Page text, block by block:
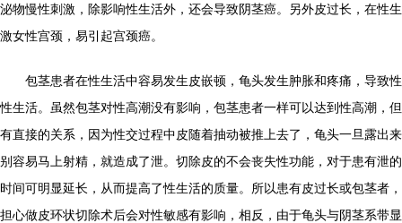
泌物慢性刺激，除影响性生活外，还会导致阴茎癌。另外皮过长，在性
激女性宫颈，易引起宫颈癌。
包茎患者在性生活中容易发生皮嵌顿，龟头发生肿胀和疼痛，导致
性生活。虽然包茎对性高潮没有影响，包茎患者一样可以达到性高潮，
有直接的关系，因为性交过程中皮随着抽动被推上去了，龟头一旦露出
别容易马上射精，就造成了泄。切除皮的不会丧失性功能，对于患有泄
时间可明显延长，从而提高了性生活的质量。所以患有皮过长或包茎者
担心做皮环状切除术后会对性敏感有影响，相反，由于龟头与阴茎系带